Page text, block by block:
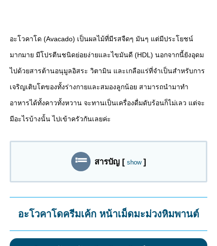
อะโวคาโด (Avacado) เป็นผลไม้ที่มีรสจืดๆ มันๆ แต่มีประโยชน์
มากมาย มีโปรตีนชนิดย่อยง่ายและไขมันดี (HDL) นอกจากนี้ยังอุดม
ไปด้วยสารต้านอนุมูลอิสระ วิตามิน และเกลือแร่ที่จำเป็นสำหรับการ
เจริญเติบโตของทั้งร่างกายและสมองลูกน้อย สามารถนำมาทำ
อาหารได้ทั้งคาวทั้งหวาน จะทานเป็นเครื่องดื่มดับร้อนก็ไม่เลว แต่จะ
มีอะไรบ้างนั้น ไปเข้าครัวกันเลยค่ะ
สารบัญ [ show ]
อะโวคาโดครีมเค้ก หน้าเม็ดมะม่วงหิมพานต์